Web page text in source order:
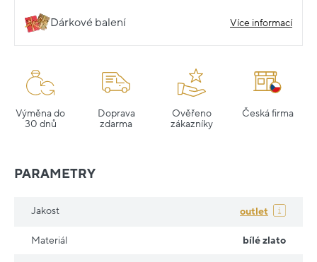
Dárkové balení Více informací
Výměna do
30 dnů
Doprava
zdarma
Ověřeno
zákazníky
Česká firma
PARAMETRY
Jakost outlet
Materiál bílé zlato